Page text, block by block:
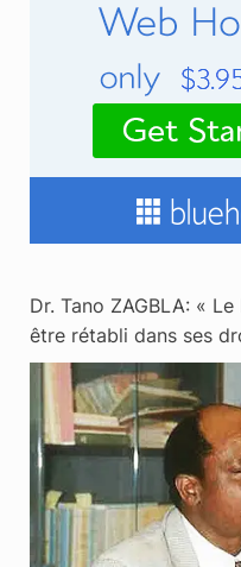
Dr. Tano ZAGBLA: «
être rétabli dans ses